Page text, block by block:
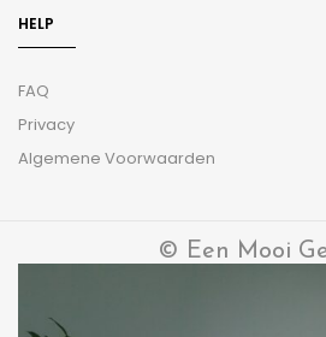
HELP
FAQ
Privacy
Algemene Voorwaarden
© Een Mooi